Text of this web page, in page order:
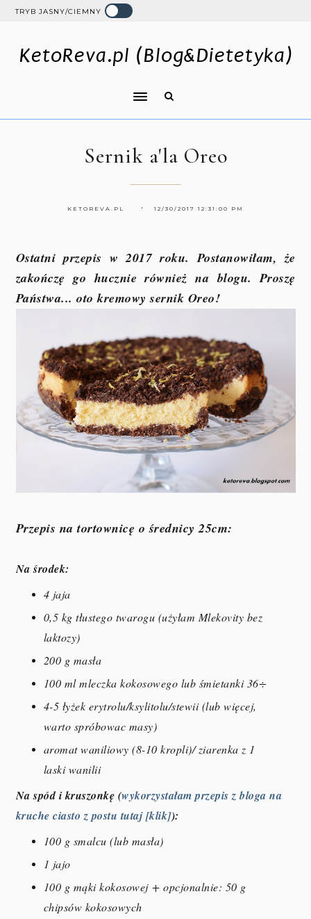
TRYB JASNY/CIEMNY
KetoReva.pl (Blog&Dietetyka)
Sernik a'la Oreo
KETOREVA.PL 12/30/2017 12:31:00 PM
Ostatni przepis w 2017 roku. Postanowiłam, że
zakończę go hucznie również na blogu. Proszę
Państwa... oto kremowy sernik Oreo!
Przepis na tortownicę o średnicy 25cm:
Na środek:
4 jaja
0,5 kg tłustego twarogu (użyłam Mlekovity bez
laktozy)
200 g masła
100 ml mleczka kokosowego lub śmietanki 36÷
4-5 łyżek erytrolu/ksylitolu/stewii (lub więcej,
warto spróbowac masy)
aromat waniliowy (8-10 kropli)/ ziarenka z 1
laski wanilii
Na spód i kruszonkę (wykorzystałam przepis z bloga na
kruche ciasto z postu tutaj [klik]):
100 g smalcu (lub masła)
1 jajo
100 g mąki kokosowej + opcjonalnie: 50 g
chipsów kokosowych